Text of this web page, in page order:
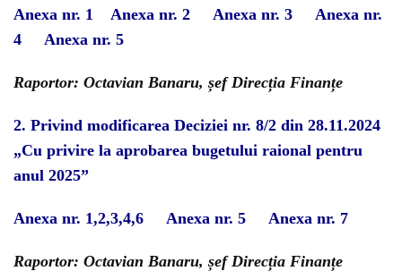
Anexa nr. 1 Anexa nr. 2 Anexa nr. 3
Anexa nr.
4
Anexa nr. 5
Raportor: Octavian Banaru, șef Direcția Finanțe
2. Privind modificarea Deciziei nr. 8/2 din 28.11.2024
„Cu privire la aprobarea bugetului raional pentru
anul 2025”
Anexa nr. 1,2,3,4,6 Anexa nr. 5 Anexa nr. 7
Raportor: Octavian Banaru, șef Direcția Finanțe